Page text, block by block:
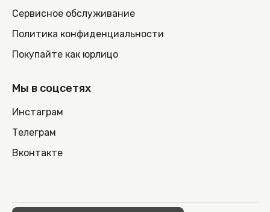
Сервисное обслуживание
Политика конфиденциальности
Покупайте как юрлицо
Мы в соцсетях
Инстаграм
Телеграм
Вконтакте